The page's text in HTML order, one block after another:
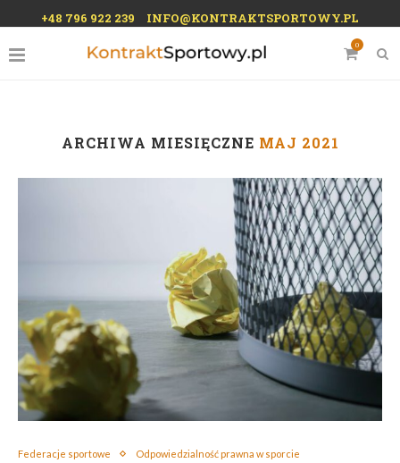
+48 796 922 239 INFO@KONTRAKTSPORTOWY.PL
0
ARCHIWA MIESIĘCZNE MAJ 2021
Federacje sportowe Odpowiedzialność prawna w sporcie